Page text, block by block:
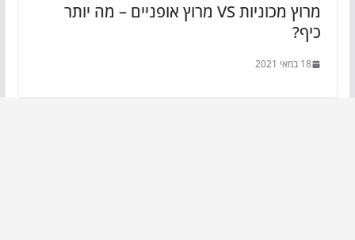
מרוץ מכוניות VS מרוץ אופניים – מה יותר
כיף?
18 במאי 2021